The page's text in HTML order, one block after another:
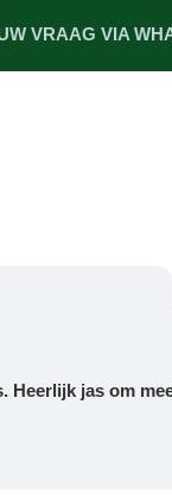
VRAAG VIA
Heerlijk jas om